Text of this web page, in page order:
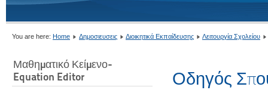
You are here: Home Δημοσιευσεις Διοικητικά Εκπαίδευσης Λειτουργία Σχολείου
Μαθηματικό Κείμενο-
Equation Editor
Οδηγός